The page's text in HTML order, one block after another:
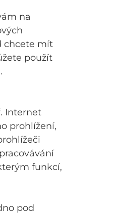
na
chcete mít
použít
Internet
prohlížení,
funkcí,
pod